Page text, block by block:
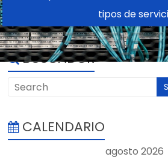
¿En qué se diferencia la fibra
tipos de
Instalaciones
BUSCADOR
CALENDARIO
agosto 2026